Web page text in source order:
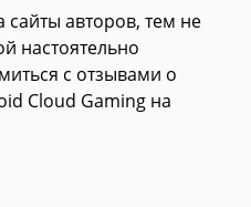
авторов, тем не
настоятельно
с отзывами о
Cloud Gaming на